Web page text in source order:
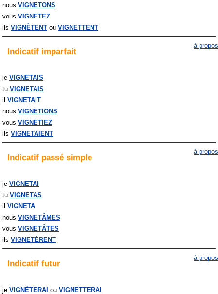
nous VIGNETONS
vous VIGNETEZ
ils VIGNÈTENT VIGNETTENT
Indicatif imparfait
à propos
je VIGNETAIS
tu VIGNETAIS
il VIGNETAIT
nous VIGNETIONS
vous VIGNETIEZ
ils VIGNETAIENT
Indicatif passé simple
à propos
je VIGNETAI
tu VIGNETAS
il VIGNETA
nous VIGNETÂMES
vous VIGNETÂTES
ils VIGNETÈRENT
Indicatif futur
à propos
je VIGNÈTERAI
VIGNETTERAI